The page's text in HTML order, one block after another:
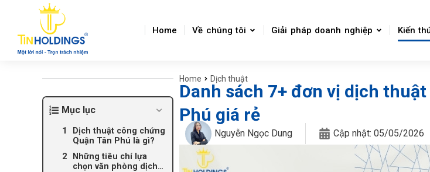
Home Về chúng tôi Giải pháp doanh nghiệp Kiến
Mục lục
Dịch thuật công chứng
Quận Tân Phú là gì?
Những tiêu chí lựa
chọn văn phòng dịch
You are here:
Home Dịch thuật
Danh sách 7+ đơn vị dịch
Phú giá rẻ
Nguyễn Ngọc Dung Cập nhật: 05/05/2026